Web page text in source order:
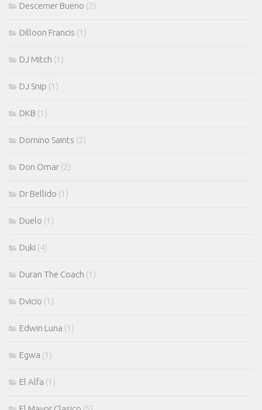
Descemer Bueno (2)
Dilloon Francis (1)
DJ Mitch (1)
DJ Snip (1)
DKB (1)
Domino Saints (2)
Don Omar (2)
Dr Bellido (1)
Duelo (1)
Duki (4)
Duran The Coach (1)
Dvicio (1)
Edwin Luna (1)
Egwa (1)
El Alfa (1)